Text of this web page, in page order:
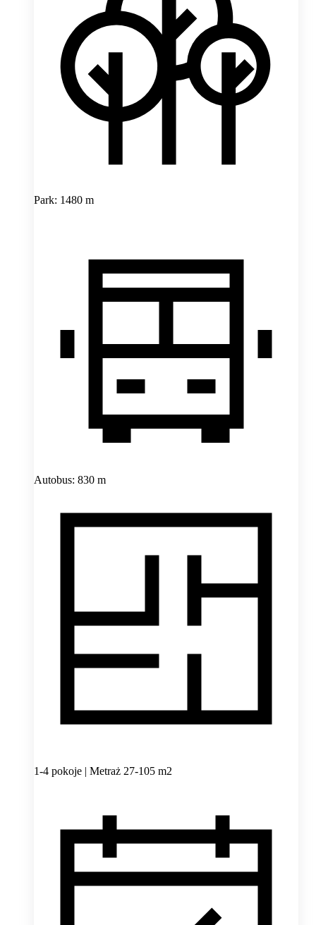
Park: 1480 m
Autobus: 830 m
1-4 pokoje | Metraż 27-105 m2